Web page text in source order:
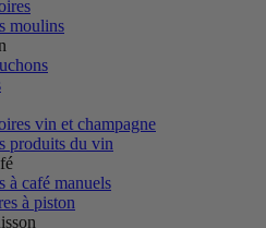
moulins
vin et champagne
produits du vin
à café manuels
à piston